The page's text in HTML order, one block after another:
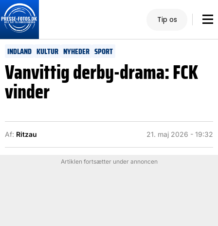
Tip os
INDLAND KULTUR NYHEDER SPORT
Vanvittig derby-drama: FCK
vinder
Af: Ritzau 21. maj 2026 - 19:32
Artiklen fortsætter under annoncen